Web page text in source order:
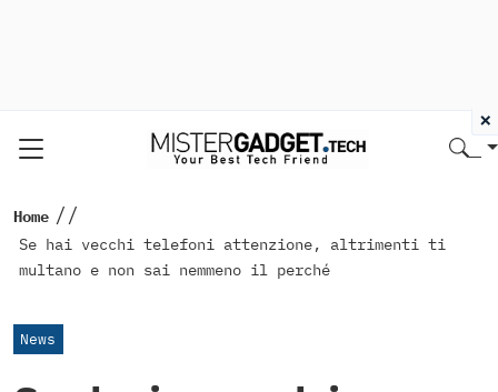
Home //
Se hai vecchi telefoni attenzione, altrimenti ti
multano e non sai nemmeno il perché
News
×